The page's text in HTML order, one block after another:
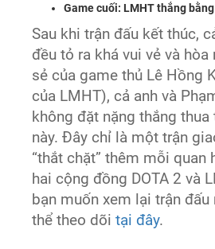
Game cuối: LMHT thắng
Sau khi trận đấu kết thúc,
đều tỏ ra khá vui vẻ và hòa
sẻ của game thủ Lê Hồng
của LMHT), cả anh và
không đặt nặng thắng thua
này. Đây chỉ là một trận
“thắt chặt” thêm mỗi quan
hai cộng đồng DOTA 2 và
bạn muốn xem lại trận đấu
thể theo dõitại đây.